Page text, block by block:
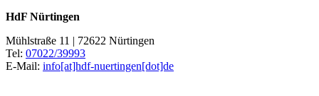
HdF Nürtingen
Mühlstraße 11 | 72622 Nürtingen
Tel: 07022/39993
E-Mail: info[at]hdf-nuertingen[dot]de